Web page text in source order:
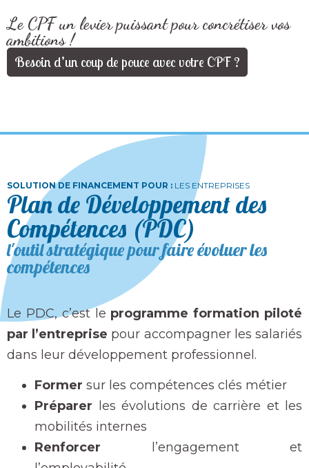
Le CPF un levier puissant pour concrétiser vos
ambitions !
Besoin d’un coup de pouce avec votre CPF ?
SOLUTION DE FINANCEMENT POUR : LES ENTREPRISES
Plan de Développement des
Compétences (PDC)
l'outil stratégique pour faire évoluer les
compétences
Le PDC, c’est le programme formation piloté
par l’entreprise pour accompagner les salariés
dans leur développement professionnel.
Former sur les compétences clés métier
Préparer les évolutions de carrière et les
mobilités internes
Renforcer l’engagement et